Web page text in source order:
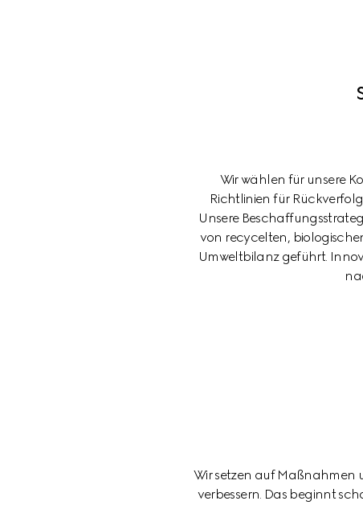
Wir wählen für unsere
Richtlinien für
Unsere
von recycelten,
Umweltbilanz geführt.
Wir setzen auf Maßnahmen
verbessern. Das beginnt